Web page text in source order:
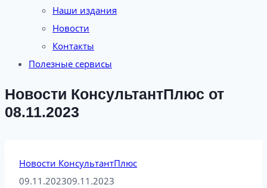
Наши издания
Новости
Контакты
Полезные сервисы
Новости КонсультантПлюс от
08.11.2023
Новости КонсультантПлюс
09.11.202309.11.2023